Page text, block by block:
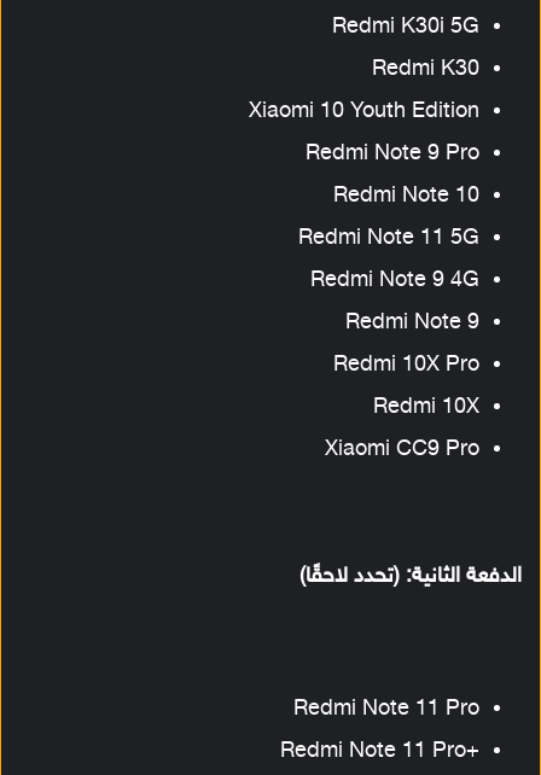
Redmi K30i 5G
Redmi K30
Xiaomi 10 Youth Edition
Redmi Note 9 Pro
Redmi Note 10
Redmi Note 11 5G
Redmi Note 9 4G
Redmi Note 9
Redmi 10X Pro
Redmi 10X
Xiaomi CC9 Pro
الدفعة الثانية: (تحدد لاحقًا)
Redmi Note 11 Pro
+Redmi Note 11 Pro